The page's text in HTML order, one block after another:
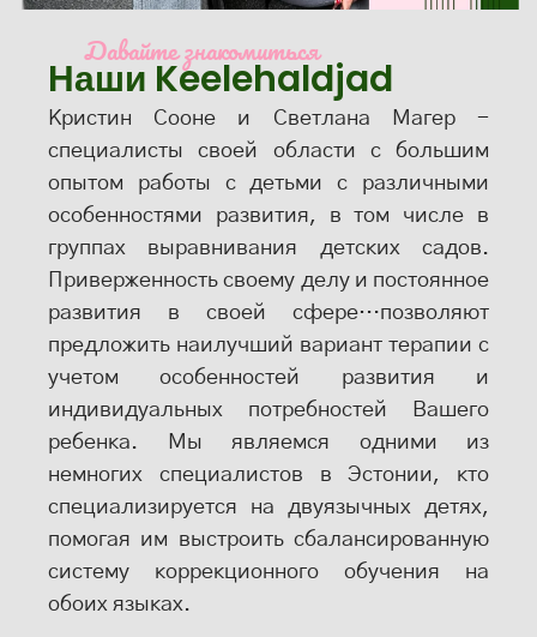
Давайте знакомиться
Наши Keelehaldjad
Кристин Сооне и Светлана Магер -
специалисты своей области с большим
опытом работы с детьми с различными
особенностями развития, в том числе в
группах выравнивания детских садов.
Приверженность своему делу и постоянное
развития в своей сфере…позволяют
предложить наилучший вариант терапии с
учетом особенностей развития и
индивидуальных потребностей Вашего
ребенка. Мы являемся одними из
немногих специалистов в Эстонии, кто
специализируется на двуязычных детях,
помогая им выстроить сбалансированную
систему коррекционного обучения на
обоих языках.